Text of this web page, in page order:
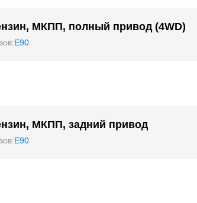
МКПП, полный привод (4WD)
:E90
МКПП, задний привод
:E90